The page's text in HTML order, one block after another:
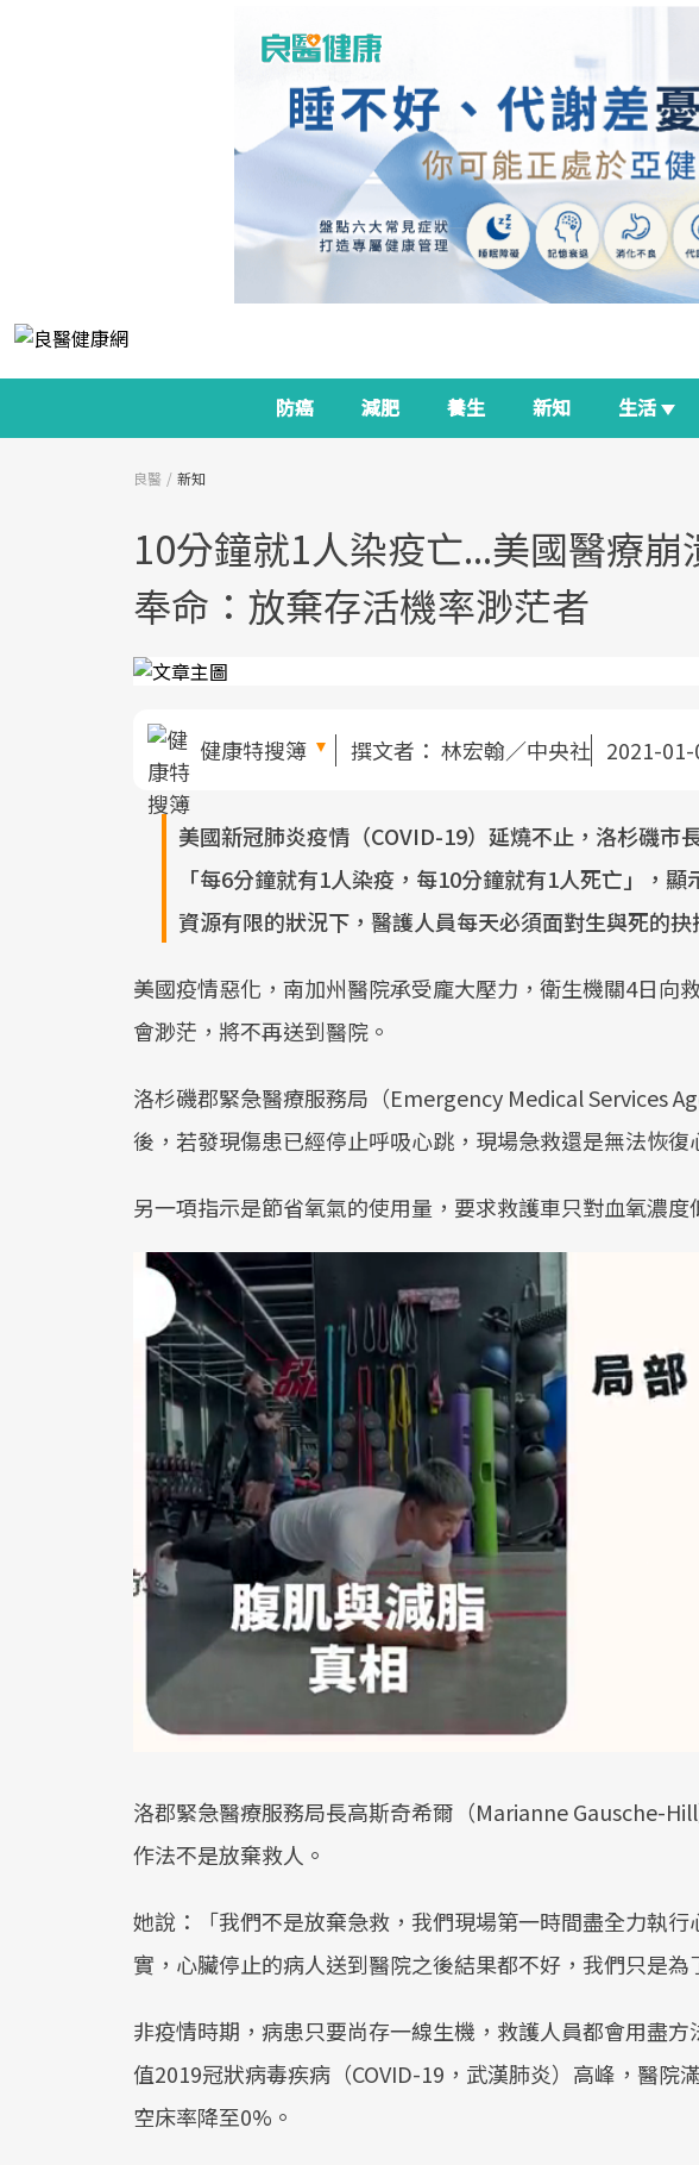
防癌 減肥 養生 新知 生活
良醫 新知
10分鐘就1人染疫亡...美國醫療
奉命：放棄存活機率渺茫者
健康特搜簿 撰文者： 林宏翰／中央社 2021-01-
美國新冠肺炎疫情（COVID-19）延燒不止，洛杉磯市
「每6分鐘就有1人染疫，每10分鐘就有1人死亡」，
資源有限的狀況下，醫護人員每天必須面對生與死的抉
美國疫情惡化，南加州醫院承受龐大壓力，衛生機關4日向
會渺茫，將不再送到醫院。
洛杉磯郡緊急醫療服務局（Emergency Medical Services
後，若發現傷患已經停止呼吸心跳，現場急救還是無法恢復
另一項指示是節省氧氣的使用量，要求救護車只對血氧濃度
洛郡緊急醫療服務局長高斯奇希爾（Marianne Gausche-
作法不是放棄救人。
她說：「我們不是放棄急救，我們現場第一時間盡全力執
實，心臟停止的病人送到醫院之後結果都不好，我們只是為
非疫情時期，病患只要尚存一線生機，救護人員都會用盡
值2019冠狀病毒疾病（COVID-19，武漢肺炎）高峰，醫院
空床率降至0%。
面
政
關
療
全
良
建